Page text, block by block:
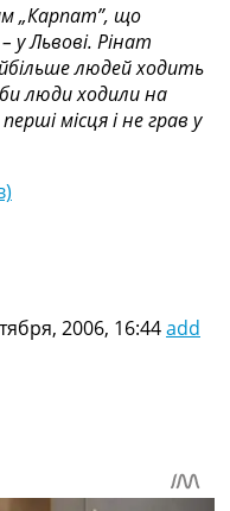
„Карпат”, що
у Львові. Рінат
людей ходить
люди ходили на
місця і не грав у
2006, 16:44add